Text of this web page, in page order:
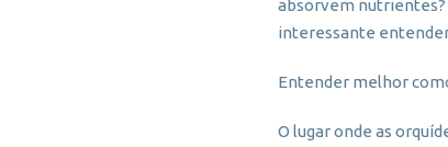
absorvem nutrientes?
interessante
Entender melhor
O lugar onde as